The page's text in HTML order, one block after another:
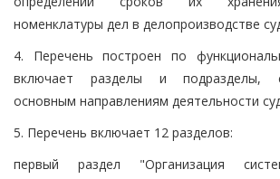
номенклатуры дел в делопроизводстве
4. Перечень построен по
включает разделы и подразделы,
основным направлениям деятельности
5. Перечень включает 12 разделов:
первый раздел "Организация